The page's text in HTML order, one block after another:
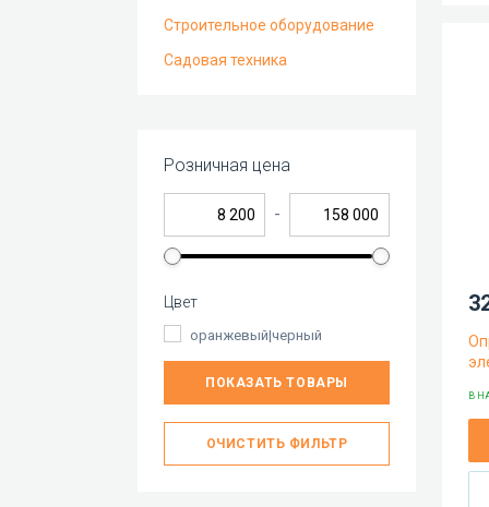
Строительное оборудование
Садовая техника
Розничная цена
-
Цвет
оранжевый|черный
ПОКАЗАТЬ ТОВАРЫ
ОЧИСТИТЬ ФИЛЬТР
В